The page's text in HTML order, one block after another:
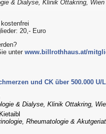
& Dialyse, Klinik Ottakring, Wien
20,- Euro
unter www.billrothhaus.at/
und CK über 500.000
& Dialyse, Klinik Ottakring,
Rheumatologie &